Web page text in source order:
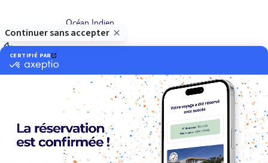
Océan Indien
Nos thématiques
Adult only